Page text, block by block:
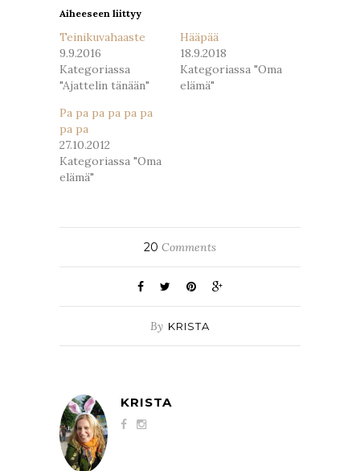
Aiheeseen liittyy
Teinikuvahaaste
9.9.2016
Kategoriassa
"Ajattelin tänään"
Hääpää
18.9.2018
Kategoriassa "Oma
elämä"
Pa pa pa pa pa pa
pa pa
27.10.2012
Kategoriassa "Oma
elämä"
20 Comments
By KRISTA
KRISTA